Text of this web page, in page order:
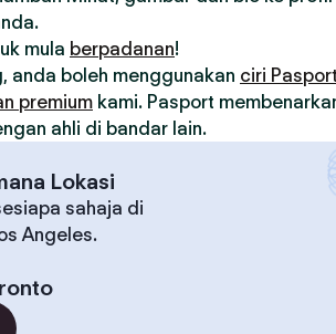
mula berpadanan!
anda boleh menggunakan ciri Pasport
premium kami. Pasport
ahli di bandar lain.
Lokasi
sahaja di
Angeles.